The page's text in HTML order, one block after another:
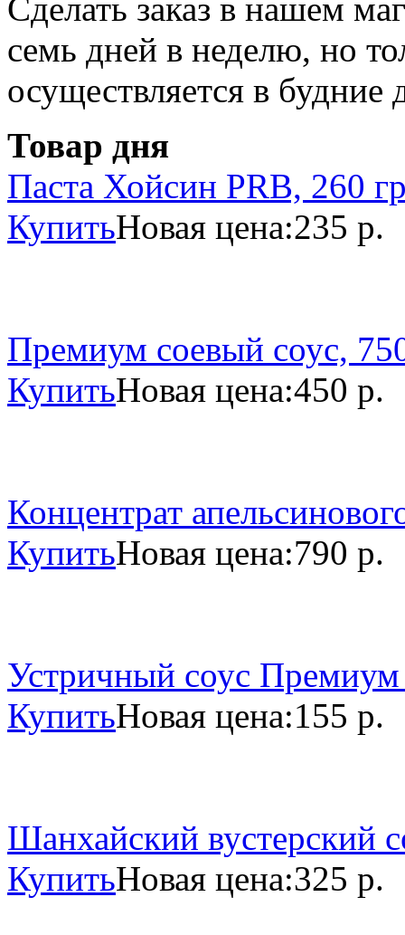
Сделать заказ в нашем
семь дней в неделю, но
осуществляется в будние
Товар дня
Паста Хойсин PRB, 260
КупитьНовая цена:235 р.
Премиум соевый соус,
КупитьНовая цена:450 р.
Концентрат
КупитьНовая цена:790 р.
Устричный соус
КупитьНовая цена:155 р.
Шанхайский вустерский
КупитьНовая цена:325 р.